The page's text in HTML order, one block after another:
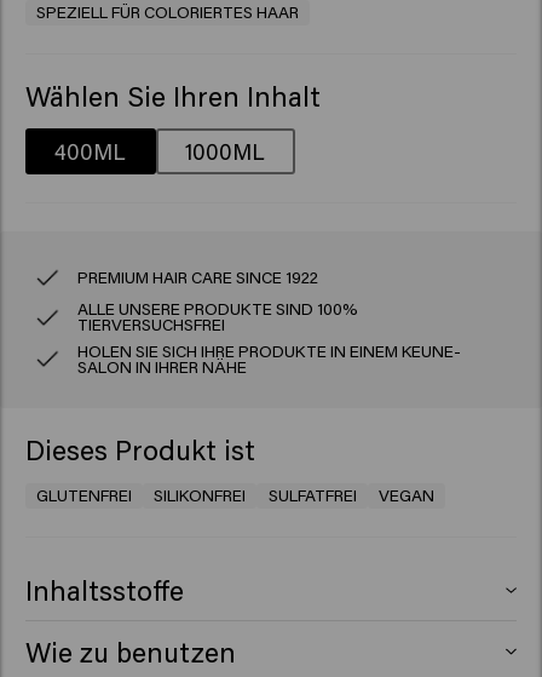
SPEZIELL FÜR COLORIERTES HAAR
Wählen Sie Ihren Inhalt
400ML 1000ML
PREMIUM HAIR CARE SINCE 1922
ALLE UNSERE PRODUKTE SIND 100%
TIERVERSUCHSFREI
HOLEN SIE SICH IHRE PRODUKTE IN EINEM KEUNE-
SALON IN IHRER NÄHE
Dieses Produkt ist
GLUTENFREI SILIKONFREI SULFATFREI VEGAN
Inhaltsstoffe
Caprate/Caprylate/Succinate, Sodium Lauroyl Methyl
Wie zu benutzen